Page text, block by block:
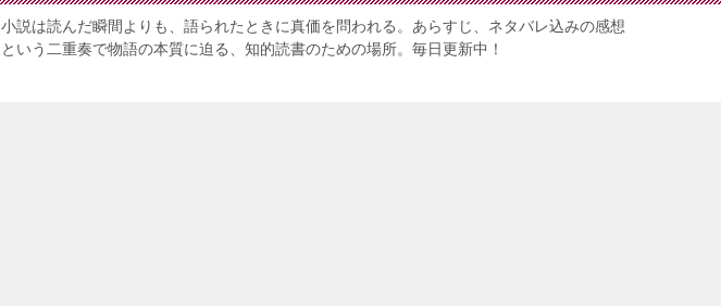
小説は読んだ瞬間よりも、語られたときに真価を問われる。あらすじ、ネタバレ込みの感想
という二重奏で物語の本質に迫る、知的読書のための場所。毎日更新中！